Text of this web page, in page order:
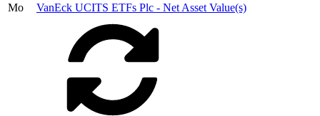
Mo
VanEck UCITS ETFs Plc - Net Asset Value(s)